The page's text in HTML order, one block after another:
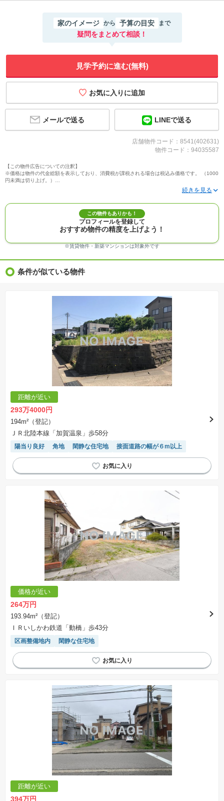
家のイメージ から 予算の目安 まで
疑問をまとめて相談！
見学予約に進む(無料)
メールで送る LINEで送る
店舗物件コード：8541(402631)
物件コード：94035587
【この物件広告についての注釈】
※価格は物件の代金総額を表示しており、消費税が課税される場合は税込み価格です。 （1000
円未満は切り上げ。）
※写真に写っている、またはパース（絵）や間取り図に描かれている家具や車などは、特にコ
※建築条件付き土地価格には、建物価格は含まれません。
※物件情報は、原則として情報提供日の２日前に最終確認した情報です。
※完成予想図はいずれも外構、植栽、外観等実際のものとは多少異なることがあります。
※モデルルーム・モデルハウス・展示場・ショールームの画像の場合、今回販売の物件と異な
※ＣＧ合成の画像の場合、実際とは多少異なる場合があります。
※物件特徴：販売戸数が複数の物件は、全ての住戸に該当しない項目もあります。
※価格更新：物件価格が変更された日から１週間表示されます。
※建築条件土地の情報内に掲載されている、建物プラン例は、土地購入者の設計プランの参考
※土地（建築条件なし）で「建物プラン例」が表記してある時、そのプラン例は特定の建築請
負会社によるもので、当該建築請負会社以外で建てた場合、同様のものが同価格で建てられる
とは限りません。また建築請負会社を特定するものではありません。
※建築条件付き土地とは、その土地に建築する建物の建築請負契約が、一定期間内に成立する
ことを条件として売買される土地のことをいいます。建築請負契約成立に向けて設計プランを
協議するため、土地購入者が自己の希望する建物の設計協議をするために必要な相当の期間の
交渉期間が設定され、その期間内で希望を満たすプランが実現できたかどうかにより結論を出
します。なお、この期間は概ね3ヶ月程度とされています。納得のいくプランが出来ず、建築請
負契約が成立しない場合、土地売買契約は白紙に戻り、土地契約にかかった代金（土地代金、
手付金など）は名目のいかんに関わらず、全て返却されます。
※課税対象物件の「価格」や「費用等」は消費税込みの「総額表示」で統一しています。
※「本体価格」とは、課税対象物件においては「消費税を除いた建物価格」と「土地価格」の
合計額を指します。
表示されておりません。
※取引にかかる費用：物件の契約手続き、決済、引き渡し時にかかる費用を表示しています。
不動産会社によって表記有無が異なるため、ご自身で十分な確認をしていただくようにお願い
いたします。
場合があります。
この物件もありかも！
プロフィールを登録して
おすすめ物件の精度を上げよう！
※賃貸物件・新築マンションは対象外です
条件が似ている物件
距離が近い
293万4000円
194m²（登記）
ＪＲ北陸本線「加賀温泉」歩58分
陽当り良好 角地 閑静な住宅地 接面道路の幅が６m以上
価格が近い
264万円
193.94m²（登記）
ＩＲいしかわ鉄道「動橋」歩43分
区画整備地内 閑静な住宅地
距離が近い
394万円